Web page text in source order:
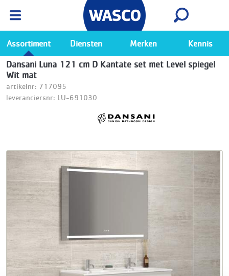
Ga naar de Wasco app
Bekijk
Assortiment Diensten Merken Kennis
Dansani Luna 121 cm D Kantate set met Level spiegel
Wit mat
artikelnr: 717095
leveranciersnr: LU-691030